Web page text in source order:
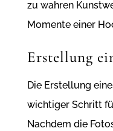
zu wahren
Momente einer
Erstellung
Die Erstellung
wichtiger Schritt
Nachdem die